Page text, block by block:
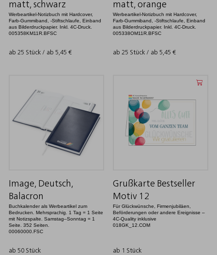
matt, schwarz
Werbeartikel-Notizbuch mit Hardcover,
Farb-Gummiband, -Stiftschlaufe, Einband
aus Bilderdruckpapier. Inkl. 4C-Druck.
005358KM11R.BFSC
ab 25 Stück / ab 5,45 €
matt, orange
Werbeartikel-Notizbuch mit Hardcover,
Farb-Gummiband, -Stiftschlaufe, Einband
aus Bilderdruckpapier. Inkl. 4C-Druck.
005338OM11R.BFSC
ab 25 Stück / ab 5,45 €
Image, Deutsch,
Balacron
Buchkalender als Werbeartikel zum
Bedrucken. Mehrsprachig. 1 Tag = 1 Seite
mit Notizspalte. Samstag–Sonntag = 1
Seite. 352 Seiten.
00060000.FSC
ab 50 Stück
Grußkarte Bestseller
Motiv 12
Für Glückwünsche, Firmenjubiläen,
Beförderungen oder andere Ereignisse –
4C-Quality inklusive
018GK_12.COM
ab 1 Stück